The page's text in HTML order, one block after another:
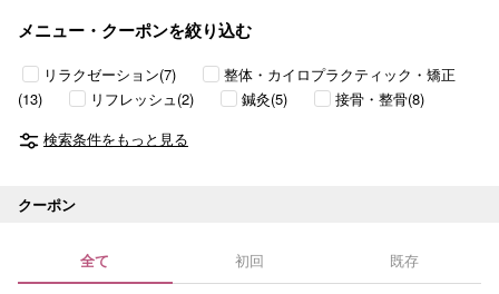
メニュー・クーポンを絞り込む
リラクゼーション(7)
整体・カイロプラクティック・矯正
(13)
リフレッシュ(2) 鍼灸(5)
接骨・整骨(8)
検索条件をもっと見る
クーポン
全て 初回 既存